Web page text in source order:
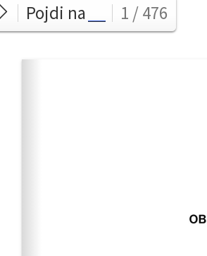
Pojdi na 1 / 476